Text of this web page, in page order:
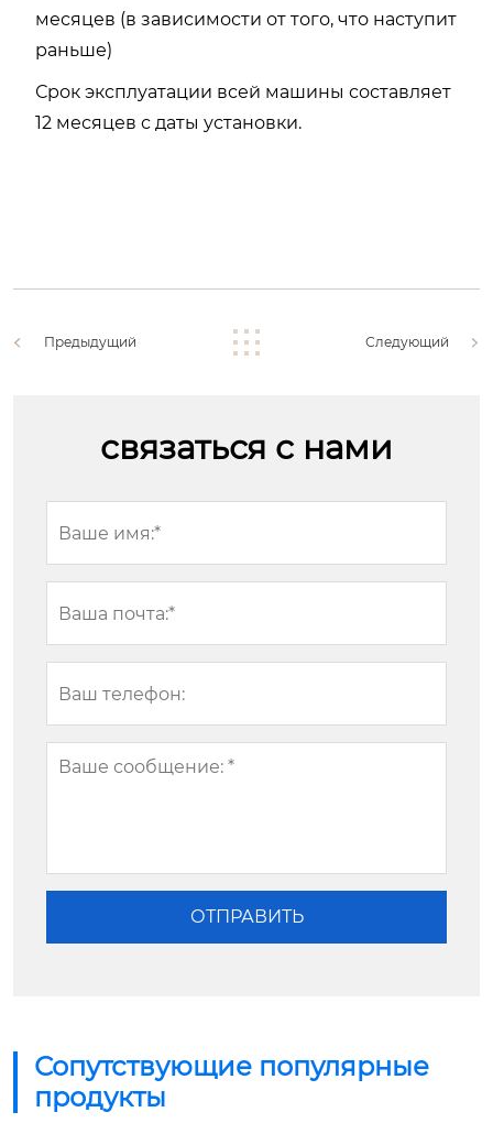
месяцев (в зависимости от того, что наступит
раньше)
Срок эксплуатации всей машины составляет
12 месяцев с даты установки.
Предыдущий Следующий
связаться с нами
Сопутствующие популярные
продукты